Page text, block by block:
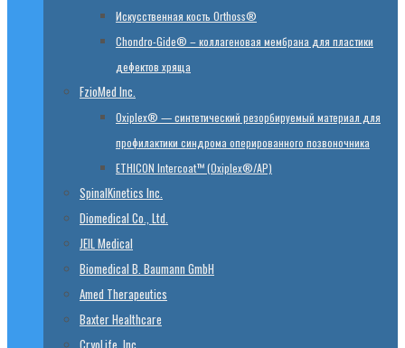
Искусственная кость Orthoss®
Chondro-Gide® – коллагеновая мембрана для пластики
дефектов хряща
FzioMed Inc.
Oxiplex® — синтетический резорбируемый материал для
профилактики синдрома оперированного позвоночника
ETHICON Intercoat™ (Oxiplex®/AP)
SpinalKinetics Inc.
Diomedical Co., Ltd.
JEIL Medical
Biomedical B. Baumann GmbH
Amed Therapeutics
Baxter Healthcare
CryoLife, Inc